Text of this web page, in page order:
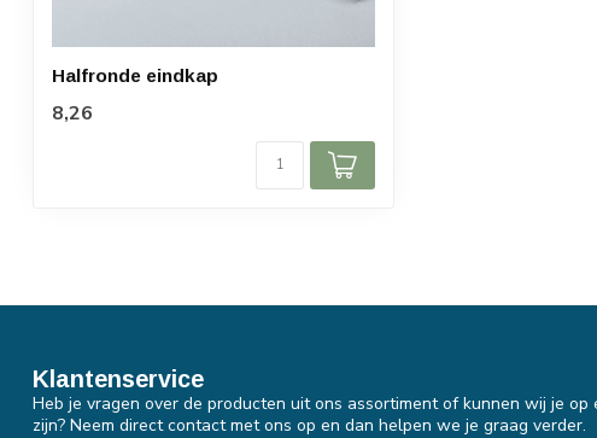
Halfronde eindkap
8,26
Klantenservice
Heb je vragen over de producten uit ons assortiment of kunnen wij je op
zijn? Neem direct contact met ons op en dan helpen we je graag verder.